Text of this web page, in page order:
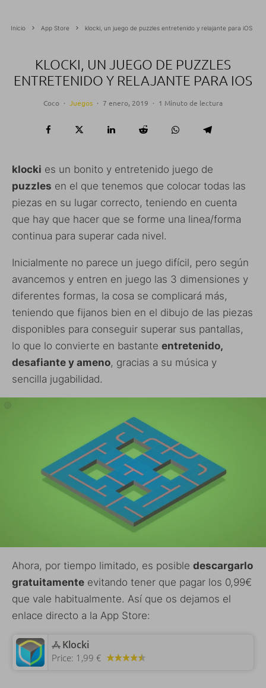
Inicio App Store klocki, un juego de puzzles entretenido y relajante para iOS
KLOCKI, UN JUEGO DE PUZZLES
ENTRETENIDO Y RELAJANTE PARA IOS
Coco · Juegos · 7 enero, 2019 · 1 Minuto de lectura
klocki es un bonito y entretenido juego de
puzzles en el que tenemos que colocar todas las
piezas en su lugar correcto, teniendo en cuenta
que hay que hacer que se forme una linea/forma
continua para superar cada nivel.
Inicialmente no parece un juego difícil, pero según
avancemos y entren en juego las 3 dimensiones y
diferentes formas, la cosa se complicará más,
teniendo que fijanos bien en el dibujo de las piezas
disponibles para conseguir superar sus pantallas,
lo que lo convierte en bastante entretenido,
desafiante y ameno, gracias a su música y
sencilla jugabilidad.
Ahora, por tiempo limitado, es posible descargarlo
gratuitamente evitando tener que pagar los 0,99€
que vale habitualmente. Así que os dejamos el
enlace directo a la App Store:
‎Klocki
Price: 1,99 €